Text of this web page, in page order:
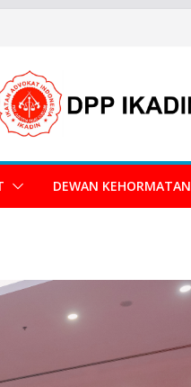
DEWAN KEHORMATAN